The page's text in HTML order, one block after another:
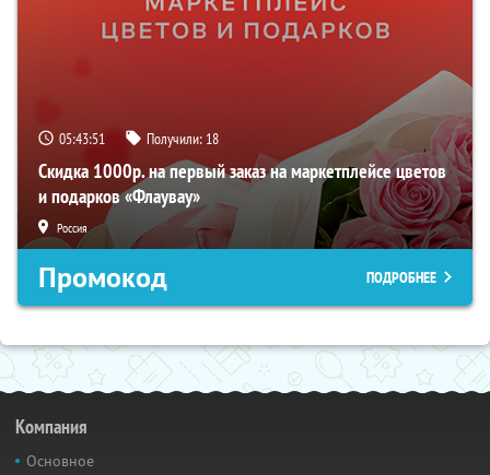
05:43:50 Получили: 18
Скидка 1000р. на первый заказ на маркетплейсе цветов
и подарков «Флаувау»
Россия
Промокод ПОДРОБНЕЕ
Компания
Основное